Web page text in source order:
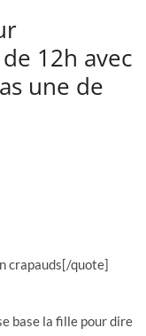
12h avec
une de
crapauds[/quote]
base la fille pour dire